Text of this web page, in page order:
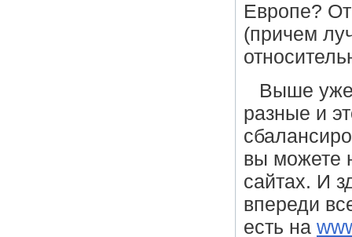
Европе?
(причем
Выше
разные и
вы можете
сайтах. И
впереди
есть на